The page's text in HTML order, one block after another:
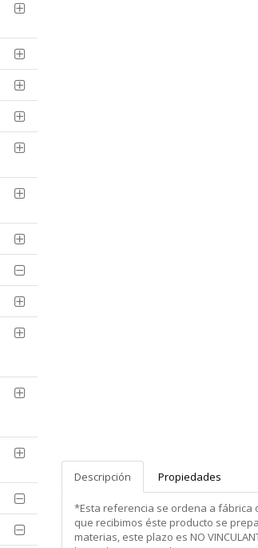
Descripción Propiedades
*Esta referencia se ordena a fábrica
que recibimos éste producto se
materias, este plazo es NO